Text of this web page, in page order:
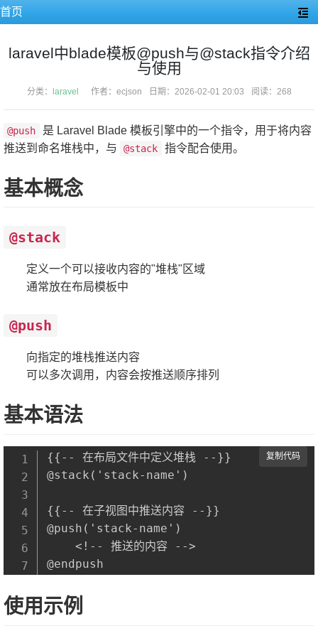
首页
laravel中blade模板@push与@stack指令介绍
与使用
分类： laravel 作者：ecjson 日期：2026-02-01 20:03 阅读：268
@push
是 Laravel Blade 模板引擎中的一个指令，用于将内容
推送到命名堆栈中，与
@stack 指令配合使用。
基本概念
@stack
定义一个可以接收内容的"堆栈"区域
通常放在布局模板中
@push
向指定的堆栈推送内容
可以多次调用，内容会按推送顺序排列
基本语法
{{-- 在布局文件中定义堆栈 --}}
@stack('stack-name')
{{-- 在子视图中推送内容 --}}
@push('stack-name')
    <!-- 推送的内容 -->
复制代码
使用示例